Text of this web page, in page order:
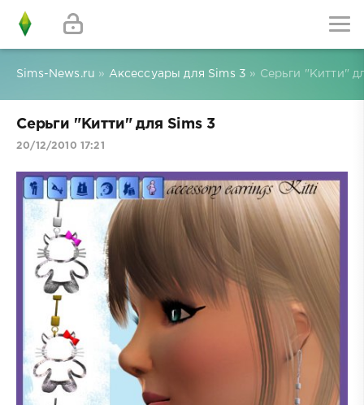
Sims-News.ru » Аксессуары для Sims 3 » Серьги "Китти"
Серьги "Китти" для Sims 3
20/12/2010 17:21